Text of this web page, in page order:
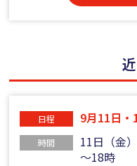
日程 9月11日・
時間
11日（金
～18時